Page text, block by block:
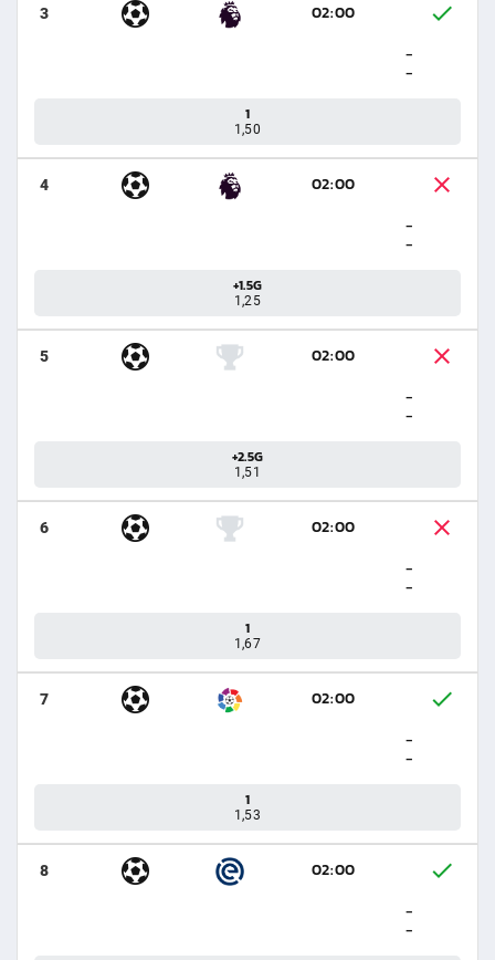
3
02:00
-
-
1
1,50
4
02:00
-
-
+1.5G
1,25
5
02:00
-
-
+2.5G
1,51
6
02:00
-
-
1
1,67
7
02:00
-
-
1
1,53
8
02:00
-
-